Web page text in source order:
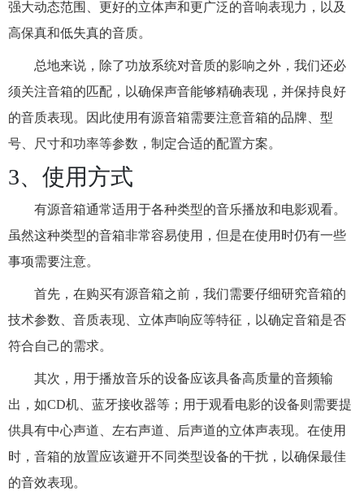
强大动态范围、更好的立体声和更广泛的音响表现力，以及
高保真和低失真的音质。
总地来说，除了功放系统对音质的影响之外，我们还必
须关注音箱的匹配，以确保声音能够精确表现，并保持良好
的音质表现。因此使用有源音箱需要注意音箱的品牌、型
号、尺寸和功率等参数，制定合适的配置方案。
3、使用方式
有源音箱通常适用于各种类型的音乐播放和电影观看。
虽然这种类型的音箱非常容易使用，但是在使用时仍有一些
事项需要注意。
首先，在购买有源音箱之前，我们需要仔细研究音箱的
技术参数、音质表现、立体声响应等特征，以确定音箱是否
符合自己的需求。
其次，用于播放音乐的设备应该具备高质量的音频输
出，如CD机、蓝牙接收器等；用于观看电影的设备则需要提
供具有中心声道、左右声道、后声道的立体声表现。在使用
时，音箱的放置应该避开不同类型设备的干扰，以确保最佳
的音效表现。